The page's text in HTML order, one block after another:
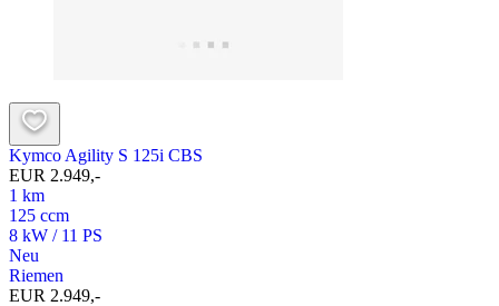
Kymco Agility S 125i CBS
EUR 2.949,-
1 km
125 ccm
8 kW / 11 PS
Neu
Riemen
EUR 2.949,-